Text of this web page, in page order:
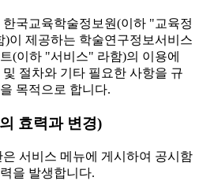
한국교육학술정보원(이하 "교육정
)이 제공하는 학술연구정보서비스
(이하 "서비스" 라함)의 이용에
및 절차와 기타 필요한 사항을 규
목적으로 합니다.
효력과 변경)
서비스 메뉴에 게시하여 공시함
을 발생합니다.